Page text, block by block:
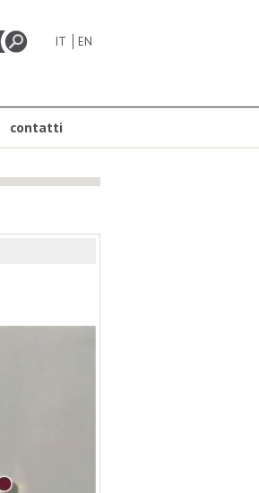
contatti
IT EN